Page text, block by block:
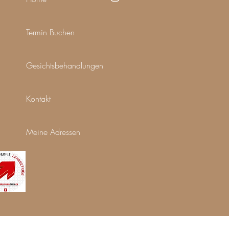
Termin Buchen
Gesichtsbehandlungen
Kontakt
Meine Adressen